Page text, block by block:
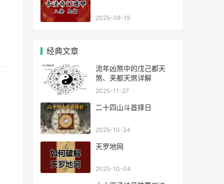
2025-08-19
经典文章
流年凶煞中的戊己都天
煞、夹都天煞详解
2025-11-27
二十四山斗首择日
2025-10-24
天罗地网
2025-10-04